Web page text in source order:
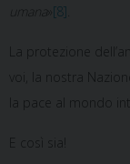
[8]
La protezione
voi, la nostra
la pace al mondo
E così sia!